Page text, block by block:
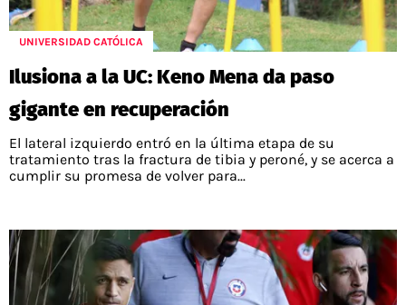
UNIVERSIDAD CATÓLICA
Ilusiona a la UC: Keno Mena da paso
gigante en recuperación
El lateral izquierdo entró en la última etapa de su
tratamiento tras la fractura de tibia y peroné, y se acerca a
cumplir su promesa de volver para...